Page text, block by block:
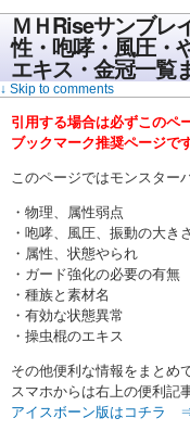
ＭＨRiseサンブレ
性・咆哮・風圧・
エキス・金冠一覧
↓ Skip to comments
引用する場合は必ずこのペ
ブックマーク推奨ページです
このページではモンスター
・物理、属性弱点
・咆哮、風圧、振動の大きさ
・属性、状態やられ
・ガード強化の必要の有無
・種族と素材名
・有効な状態異常
・操虫棍のエキス
その他便利な情報をまとめ
スマホからは右上の便利記
アイスボーン版はコチラ